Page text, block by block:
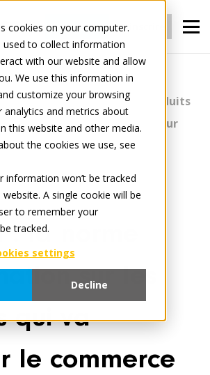
cookies on your computer.
used to collect information
with our website and allow
We use this information in
customize your browsing
analytics and metrics about
this website and other media.
the cookies we use, see
information won’t be tracked
A single cookie will be
to remember your
tracked.
settings
Decline
Connexion S'inscrire
d'information sur les produits
le commerce électronique pour
8 minute read
: la norme
sur les
qui va
le commerce